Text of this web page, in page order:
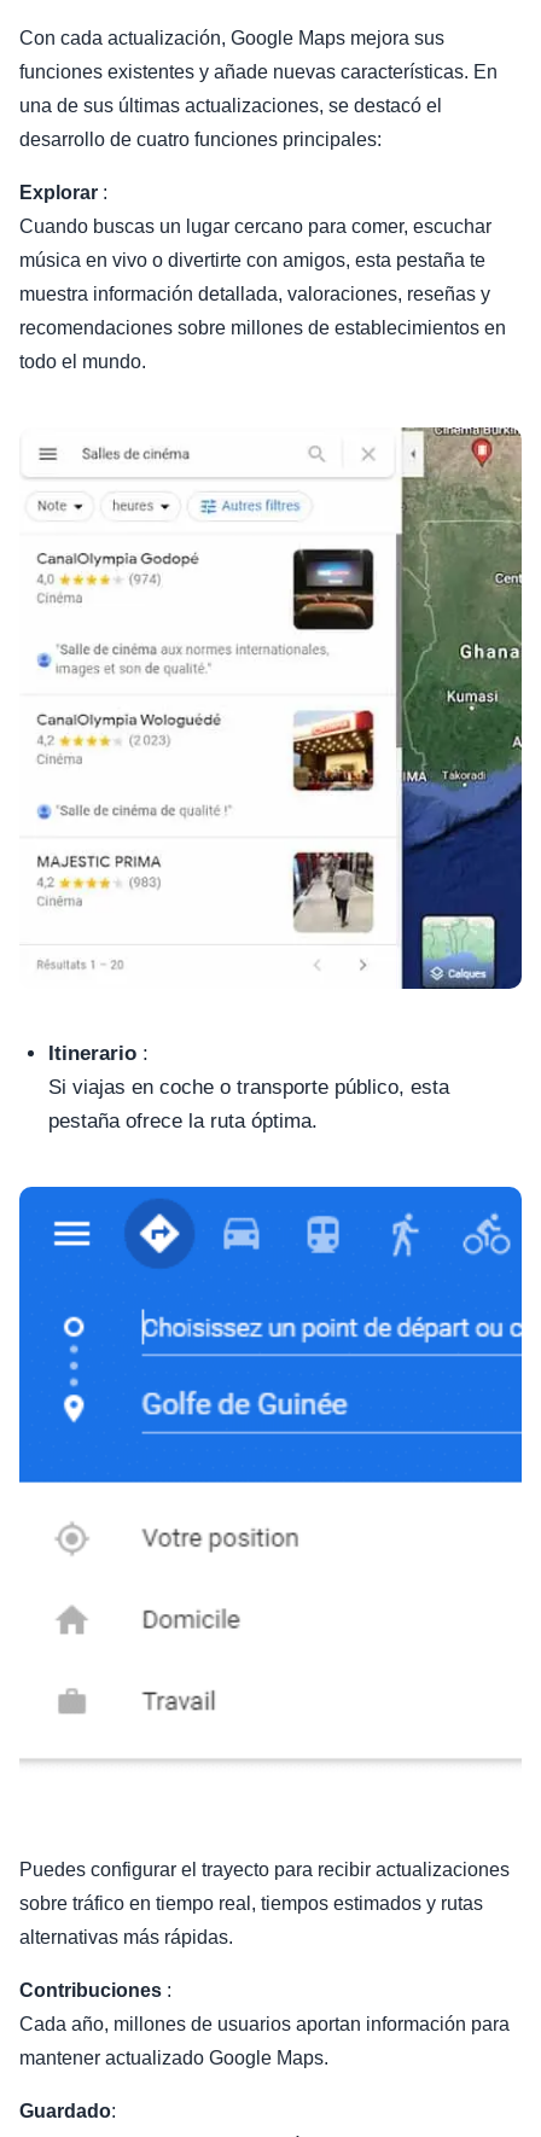
Con cada actualización, Google Maps mejora sus
funciones existentes y añade nuevas características. En
una de sus últimas actualizaciones, se destacó el
desarrollo de cuatro funciones principales:
Explorar :
Cuando buscas un lugar cercano para comer, escuchar
música en vivo o divertirte con amigos, esta pestaña te
muestra información detallada, valoraciones, reseñas y
recomendaciones sobre millones de establecimientos en
todo el mundo.
Itinerario :
Si viajas en coche o transporte público, esta
pestaña ofrece la ruta óptima.
Puedes configurar el trayecto para recibir actualizaciones
sobre tráfico en tiempo real, tiempos estimados y rutas
alternativas más rápidas.
Contribuciones :
Cada año, millones de usuarios aportan información para
mantener actualizado Google Maps.
Guardado: